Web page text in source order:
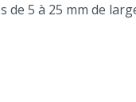
de 5 à 25 mm de